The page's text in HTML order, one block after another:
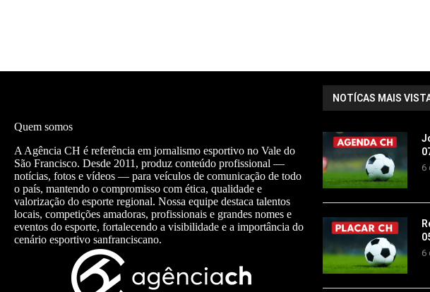
Quem somos
A Agência CH é referência em jornalismo esportivo no Vale do
São Francisco. Desde 2011, produz conteúdo profissional —
notícias, fotos e vídeos — para veículos de comunicação de todo
o país, mantendo o compromisso com ética, qualidade e
valorização do esporte regional. Nossa equipe destaca talentos
locais, competições amadoras, profissionais e grandes nomes e
eventos do esporte, fortalecendo a visibilidade e a importância do
cenário esportivo sanfranciscano.
NOTÍCAS MAIS
6
6